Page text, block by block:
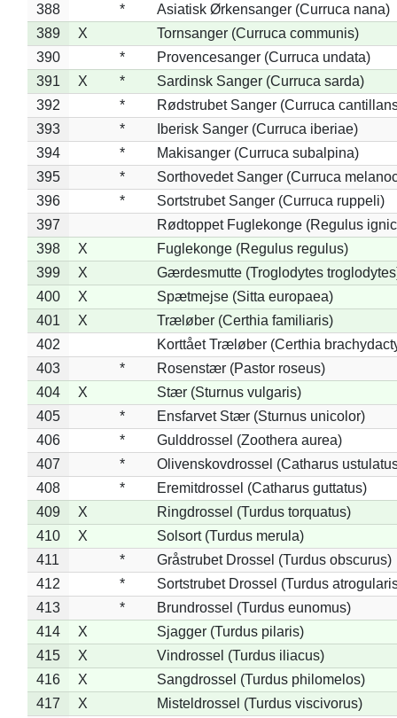
388
*
Asiatisk Ørkensanger (Curruca nana)
389
X
Tornsanger (Curruca communis)
390
*
Provencesanger (Curruca undata)
391
X *
Sardinsk Sanger (Curruca sarda)
392
*
Rødstrubet Sanger (Curruca
393
*
Iberisk Sanger (Curruca iberiae)
394
*
Makisanger (Curruca subalpina)
395
*
Sorthovedet Sanger (Curruca
396
*
Sortstrubet Sanger (Curruca ruppeli)
397
Rødtoppet Fuglekonge (Regulus
398
X
Fuglekonge (Regulus regulus)
399
X
Gærdesmutte (Troglodytes
400
X
Spætmejse (Sitta europaea)
401
X
Træløber (Certhia familiaris)
402
Korttået Træløber (Certhia
403
*
Rosenstær (Pastor roseus)
404
X
Stær (Sturnus vulgaris)
405
*
Ensfarvet Stær (Sturnus unicolor)
406
*
Gulddrossel (Zoothera aurea)
407
*
Olivenskovdrossel (Catharus
408
*
Eremitdrossel (Catharus guttatus)
409
X
Ringdrossel (Turdus torquatus)
410
X
Solsort (Turdus merula)
411
*
Gråstrubet Drossel (Turdus obscurus)
412
*
Sortstrubet Drossel (Turdus
413
*
Brundrossel (Turdus eunomus)
414
X
Sjagger (Turdus pilaris)
415
X
Vindrossel (Turdus iliacus)
416
X
Sangdrossel (Turdus philomelos)
417
X
Misteldrossel (Turdus viscivorus)